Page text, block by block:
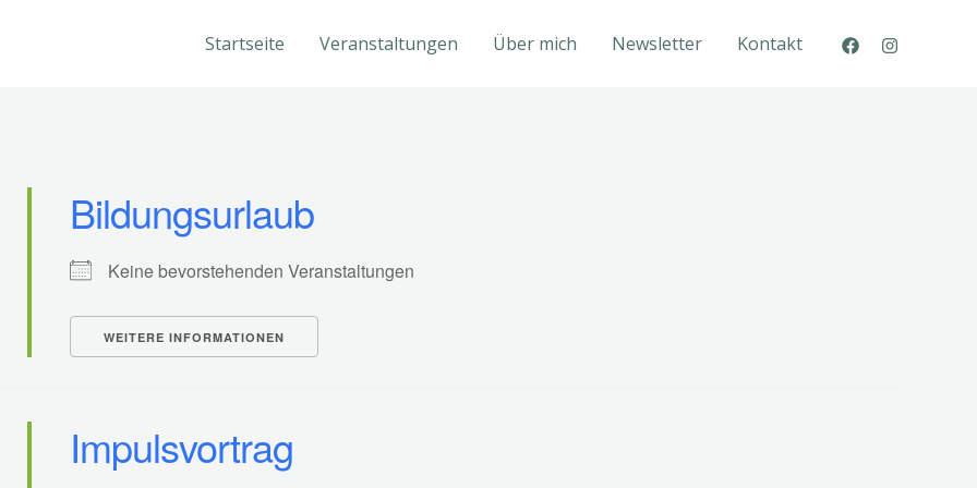
Startseite Veranstaltungen Über mich Newsletter Kontakt
Bildungsurlaub
Keine bevorstehenden Veranstaltungen
WEITERE INFORMATIONEN
Impulsvortrag